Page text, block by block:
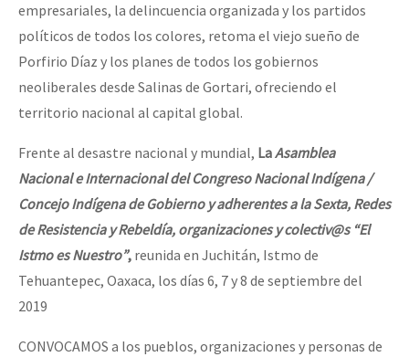
empresariales, la delincuencia organizada y los partidos
políticos de todos los colores, retoma el viejo sueño de
Porfirio Díaz y los planes de todos los gobiernos
neoliberales desde Salinas de Gortari, ofreciendo el
territorio nacional al capital global.
Frente al desastre nacional y mundial, LaAsamblea
Nacional e Internacional del Congreso Nacional Indígena /
Concejo Indígena de Gobierno y adherentes a la Sexta, Redes
de Resistencia y Rebeldía, organizaciones y colectiv@s “El
Istmo es Nuestro”, reunida en Juchitán, Istmo de
Tehuantepec, Oaxaca, los días 6, 7 y 8 de septiembre del
2019
CONVOCAMOS a los pueblos, organizaciones y personas de